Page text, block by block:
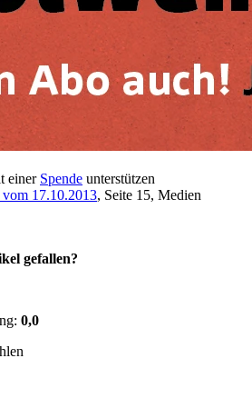
einer Spende unterstützen
vom 17.10.2013, Seite 15, Medien
gefallen?
0,0